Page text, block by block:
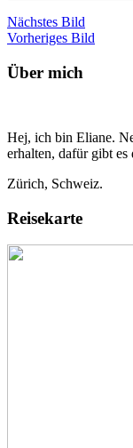
Nächstes Bild
Vorheriges Bild
Über mich
Hej, ich bin Eliane.
erhalten, dafür gibt es
Zürich, Schweiz.
Reisekarte